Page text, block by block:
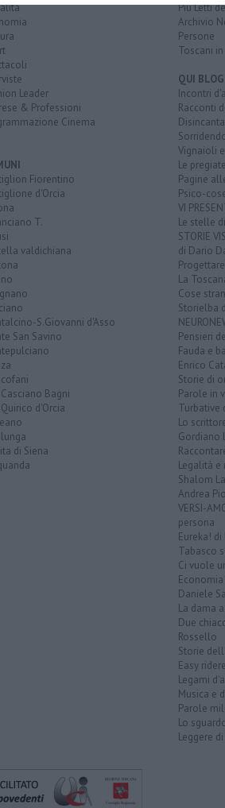
Leader
& Professioni
Cinema
Fiorentino
d'Orcia
T.
valdichiana
S.Giovanni d'Asso
San Savino
Bagni
d'Orcia
di Siena
Più Letti
Archivio
Persone
Toscani
QUI BLOG
Incontri
Racconti
Vignaioli
Le
Pagine
Psico-
VI
Le stelle
STORIE
di Dario
La
Cose
Storielba
Pensieri
Fauda e
Enrico
Storie di
Parole in
Turbative
Lo
Gordiano
Legalità
Shalom
Andrea
VERSI-
persona
Eureka!
Tabasco
Ci vuole
Daniele
La dama
Due
Rossello
Storie
Easy
Legami
Musica e
Parole
Lo
Leggere